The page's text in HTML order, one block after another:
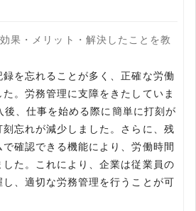
果・メリット・解決したことを教
を忘れることが多く、正確な労働
。労務管理に支障をきたしていま
後、仕事を始める際に簡単に打刻が
忘れが減少しました。さらに、残
確認できる機能により、労働時間
た。これにより、企業は従業員の
、適切な労務管理を行うことが可